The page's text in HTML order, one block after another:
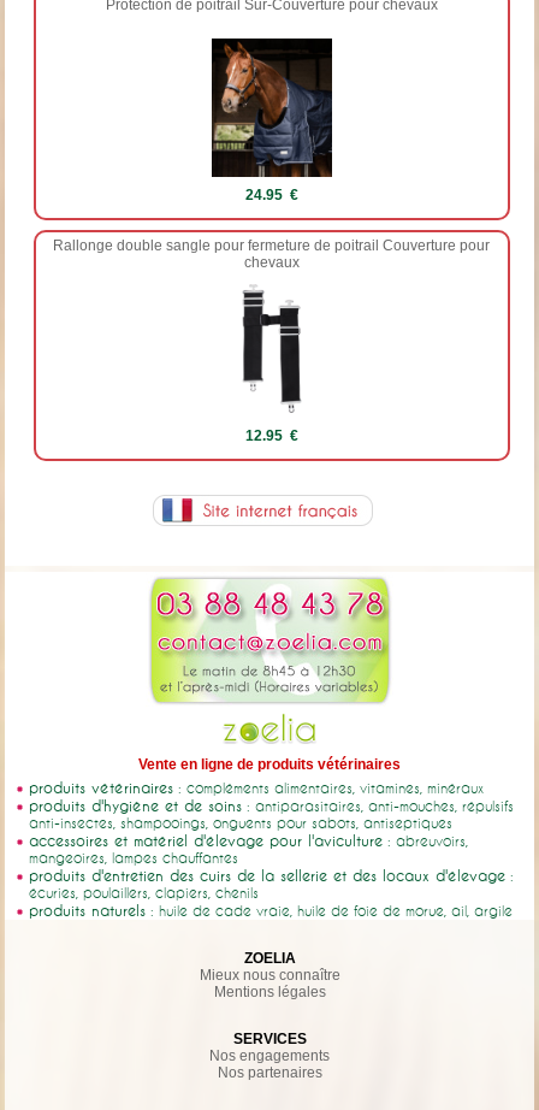
Protection de poitrail Sur-Couverture pour chevaux
24.95 €
Rallonge double sangle pour fermeture de poitrail Couverture pour
chevaux
12.95 €
Vente en ligne de produits vétérinaires
produits vétérinaires : compléments alimentaires, vitamines, minéraux
produits d'hygiène et de soins : antiparasitaires, anti-mouches, répulsifs
anti-insectes, shampooings, onguents pour sabots, antiseptiques
accessoires et matériel d'élevage pour l'aviculture : abreuvoirs,
mangeoires, lampes chauffantes
produits d'entretien des cuirs de la sellerie et des locaux d'élevage :
écuries, poulaillers, clapiers, chenils
produits naturels : huile de cade vraie, huile de foie de morue, ail, argile
ZOELIA
Mieux nous connaître
Mentions légales
SERVICES
Nos engagements
Nos partenaires